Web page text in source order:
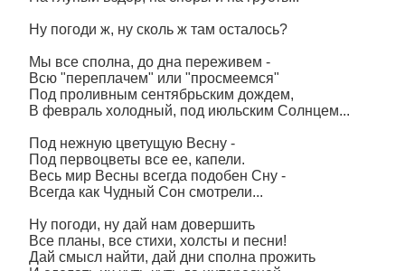
Ну погоди ж, ну сколь ж там осталось?
Мы все сполна, до дна переживем -
Всю "переплачем" или "просмеемся"
Под проливным сентябрьским дождем,
В февраль холодный, под июльским Солнцем...
Под нежную цветущую Весну -
Под первоцветы все ее, капели.
Весь мир Весны всегда подобен Сну -
Всегда как Чудный Сон смотрели...
Ну погоди, ну дай нам довершить
Все планы, все стихи, холсты и песни!
Дай смысл найти, дай дни сполна прожить